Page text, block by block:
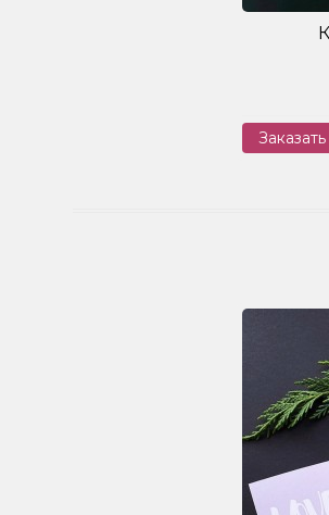
Заказать